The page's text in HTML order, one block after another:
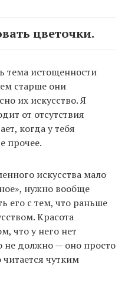
цветочки.
тема истощенности
старше они
их искусство. Я
от отсутствия
когда у тебя
прочее.
искусства мало
нужно вообще
его с тем, что раньше
Красота
что у него нет
не должно — оно просто
чутким